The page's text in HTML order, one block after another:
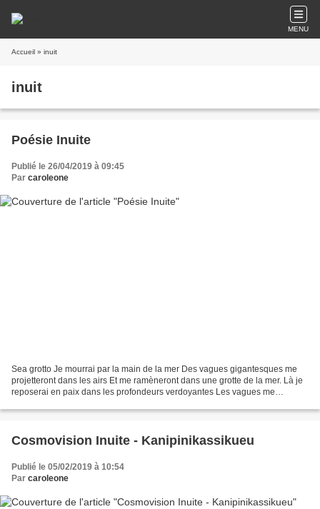
MENU
Accueil » inuit
inuit
Poésie Inuite
Publié le 26/04/2019 à 09:45
Par caroleone
Sea grotto Je mourrai par la main de la mer Des vagues gigantesques me
projetteront dans les airs Et me ramèneront dans une grotte de la mer. Là je
reposerai en paix dans les profondeurs verdoyantes Les vagues me
Cosmovision Inuite - Kanipinikassikueu
Publié le 05/02/2019 à 10:54
Par caroleone